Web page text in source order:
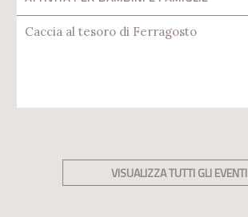
Caccia al tesoro di Ferragosto
VISUALIZZA TUTTI GLI EVENTI